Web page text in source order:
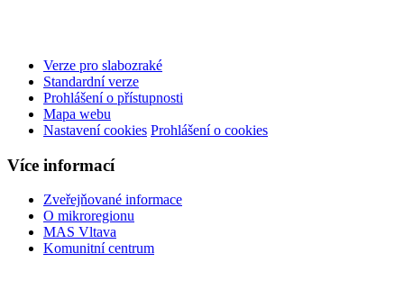
Verze pro slabozraké
Standardní verze
Prohlášení o přístupnosti
Mapa webu
Nastavení cookies Prohlášení o cookies
Více informací
Zveřejňované informace
O mikroregionu
MAS Vltava
Komunitní centrum